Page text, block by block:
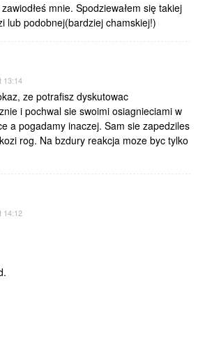
mnie. Spodziewałem się takiej
lub podobnej(bardziej chamskiej!)
13:14
ze potrafisz dyskutowac
i pochwal sie swoimi osiagnieciami w
a pogadamy inaczej. Sam sie zapedziles
rog. Na bzdury reakcja moze byc tylko
14:12